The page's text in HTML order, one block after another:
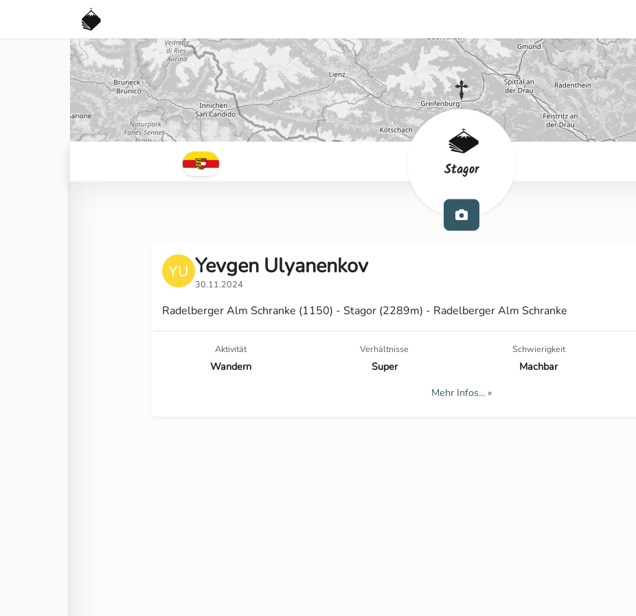
Stagor
Yevgen Ulyanenkov
30.11.2024
Radelberger Alm Schranke (1150) - Stagor (2289m) - Radelberger Alm Schranke
Aktivität
Wandern
Verhältnisse
Super
Schwierigkeit
Machbar
Mehr Infos... »